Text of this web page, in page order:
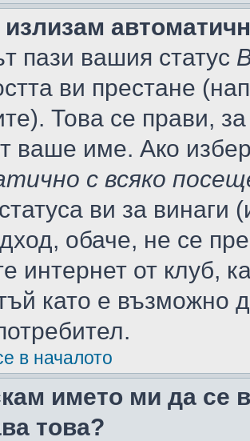
пази вашия статус
ви престане
Това се прави,
ваше име. Ако
с всяко
ви за винаги
обаче, не се
интернет от клуб,
като е възможно
в началото
името ми да се
това?